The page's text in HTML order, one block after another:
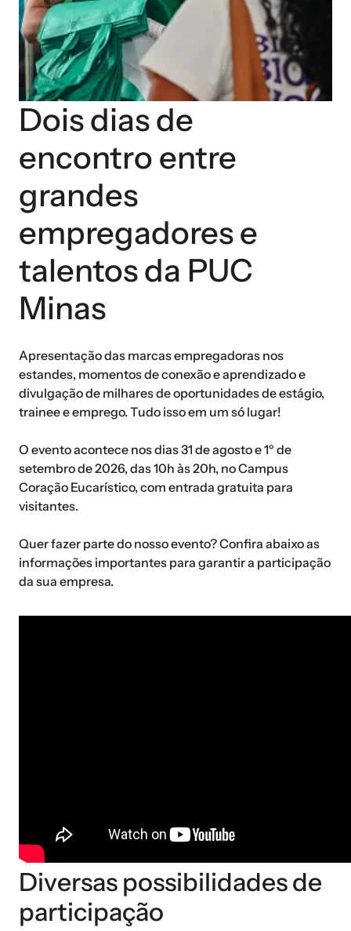
Dois dias de
encontro entre
grandes
empregadores e
talentos da PUC
Minas
Apresentação das marcas empregadoras nos
estandes, momentos de conexão e aprendizado e
divulgação de milhares de oportunidades de estágio,
trainee e emprego. Tudo isso em um só lugar!
O evento acontece nos dias 31 de agosto e 1º de
setembro de 2026, das 10h às 20h, no Campus
Coração Eucarístico, com entrada gratuita para
visitantes.
Quer fazer parte do nosso evento? Confira abaixo as
informações importantes para garantir a participação
da sua empresa.
Diversas possibilidades de
participação